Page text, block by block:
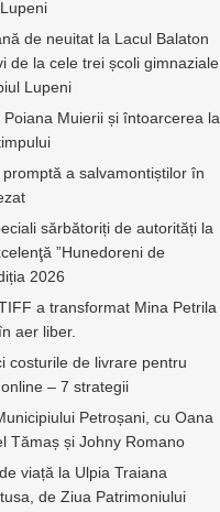
de neuitat la Lacul Balaton
de la cele trei școli gimnaziale
Lupeni
Poiana Muierii și întoarcerea la
a salvamontiștilor în
sărbătoriți de autorități la
”Hunedoreni de
2026
a transformat Mina Petrila
aer liber.
costurile de livrare pentru
– 7 strategii
Petroșani, cu Oana
Tămaș și Johny Romano
viață la Ulpia Traiana
de Ziua Patrimoniului